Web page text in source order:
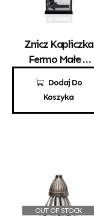
Dodaj Do
Koszyka
Znicz Kapliczka
Fermo Małe Z
55,00 zł
OUT OF STOCK